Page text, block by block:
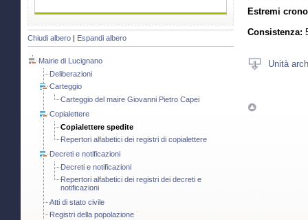
Chiudi albero Espandi albero
Mairie di Lucignano
Deliberazioni
Carteggio
Carteggio del maire Giovanni Pietro Capei
Copialettere
Copialettere spedite
Repertori alfabetici dei registri di copialettere
Decreti e notificazioni
Decreti e notificazioni
Repertori alfabetici dei registri dei decreti e
notificazioni
Atti di stato civile
Registri della popolazione
Estremi
Consistenza:
Unità